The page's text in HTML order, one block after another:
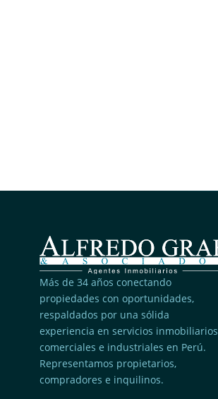
Más de 34 años conectando
propiedades con oportunidades,
respaldados por una sólida
experiencia en servicios inmobiliarios
comerciales e industriales en Perú.
Representamos propietarios,
compradores e inquilinos.